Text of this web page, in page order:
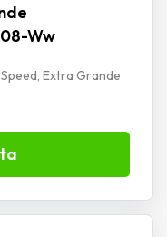
Ww
Extra Grande